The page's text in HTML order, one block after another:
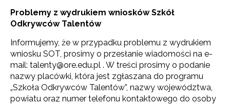
Problemy z wydrukiem wniosków Szkół
Odkrywców Talentów
Informujemy, że w przypadku problemu z wydrukiem
wniosku SOT, prosimy o przesłanie wiadomości na e-
mail: talenty@ore.edu.pl . W treści prosimy o podanie
nazwy placówki, która jest zgłaszana do programu
„Szkoła Odkrywców Talentów”, nazwy województwa,
powiatu oraz numer telefonu kontaktowego do osoby